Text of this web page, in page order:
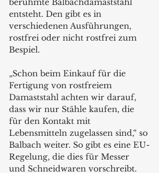
entsteht. Den gibt es in
verschiedenen Ausführungen,
rostfrei oder nicht rostfrei zum
Bespiel.
„Schon beim Einkauf für die
Fertigung von rostfreiem
Damaststahl achten wir darauf,
dass wir nur Stähle kaufen, die
für den Kontakt mit
Lebensmitteln zugelassen sind,“ so
Balbach weiter. So gibt es eine EU-
Regelung, die dies für Messer
und Schneidwaren vorschreibt.